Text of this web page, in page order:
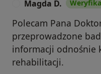
Magda D.
Polecam Pana
przeprowadzone
informacji odnośnie
rehabilitacji.